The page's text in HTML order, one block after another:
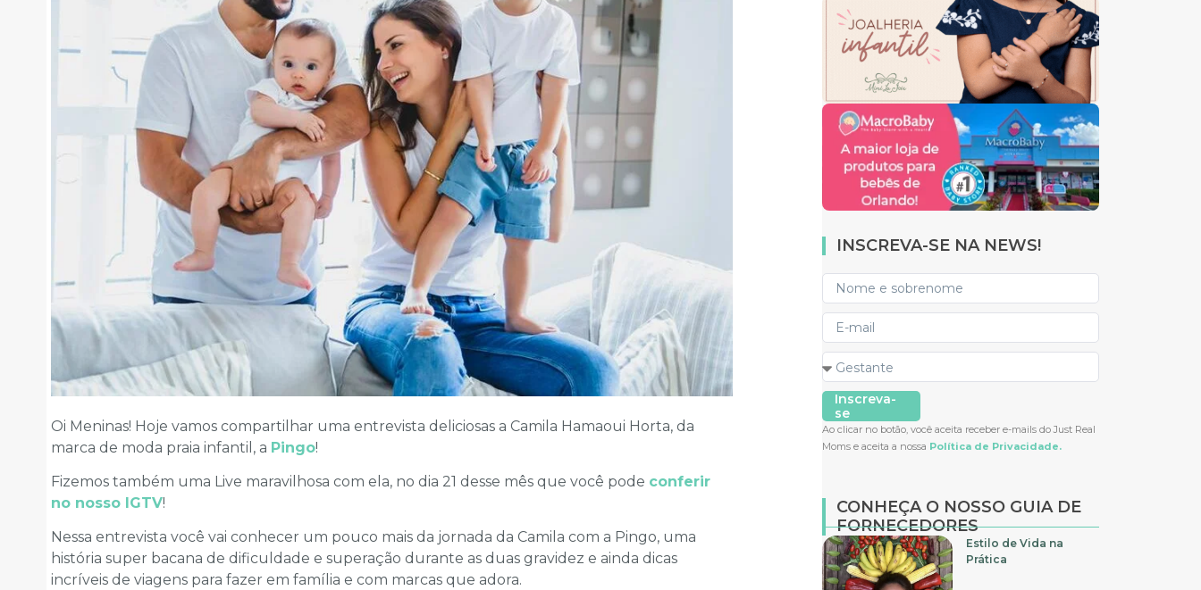
Oi Meninas! Hoje vamos compartilhar uma entrevista deliciosas a Camila Hamaoui Horta, da
marca de moda praia infantil, a Pingo!
Fizemos também uma Live maravilhosa com ela, no dia 21 desse mês que você pode conferir
no nosso IGTV!
Nessa entrevista você vai conhecer um pouco mais da jornada da Camila com a Pingo, uma
história super bacana de dificuldade e superação durante as duas gravidez e ainda dicas
incríveis de viagens para fazer em família e com marcas que adora.
INSCREVA-SE NA NEWS!
Inscreva-
se
Ao clicar no botão, você aceita receber e-mails do Just Real
Moms e aceita a nossa Política de Privacidade.
CONHEÇA O NOSSO GUIA DE
FORNECEDORES
Estilo de Vida na
Prática